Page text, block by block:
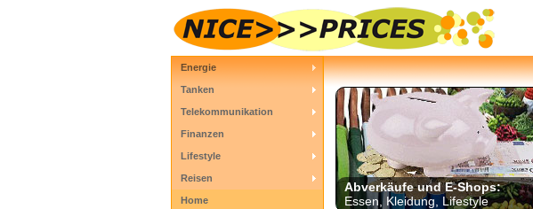
Energie
Tanken
Telekommunikation
Finanzen
Lifestyle
Reisen
Home
Abverkäufe und E-Shops:
Essen, Kleidung, Lifestyle